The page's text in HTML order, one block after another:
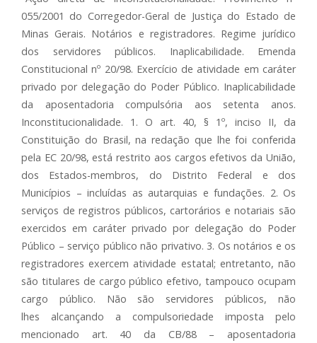
055/2001 do Corregedor-Geral de Justiça do Estado de
Minas Gerais. Notários e registradores. Regime jurídico
dos servidores públicos. Inaplicabilidade. Emenda
Constitucional nº 20/98. Exercício de atividade em caráter
privado por delegação do Poder Público. Inaplicabilidade
da aposentadoria compulsória aos setenta anos.
Inconstitucionalidade. 1. O art. 40, § 1º, inciso II, da
Constituição do Brasil, na redação que lhe foi conferida
pela EC 20/98, está restrito aos cargos efetivos da União,
dos Estados-membros, do Distrito Federal e dos
Municípios – incluídas as autarquias e fundações. 2. Os
serviços de registros públicos, cartorários e notariais são
exercidos em caráter privado por delegação do Poder
Público – serviço público não privativo. 3. Os notários e os
registradores exercem atividade estatal; entretanto, não
são titulares de cargo público efetivo, tampouco ocupam
cargo público. Não são servidores públicos, não
lhes alcançando a compulsoriedade imposta pelo
mencionado art. 40 da CB/88 – aposentadoria